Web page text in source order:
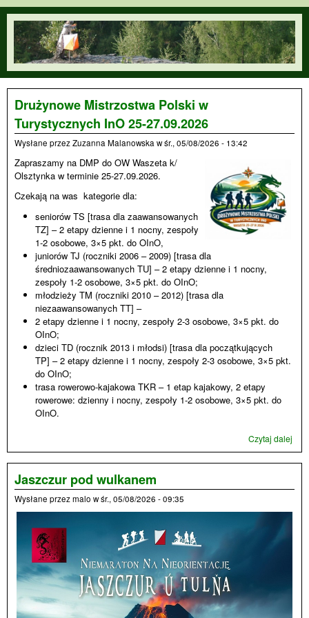
Przejdź do treści
orienteering.waw.pl
Drużynowe Mistrzostwa Polski w
Turystycznych InO 25-27.09.2026
Wysłane przezZuzanna Malanowska wśr., 05/08/2026 - 13:42
Zapraszamy na DMP do OW Waszeta k/
Olsztynka w terminie 25-27.09.2026.
Czekają na was kategorie dla:
seniorów TS [trasa dla zaawansowanych
TZ] – 2 etapy dzienne i 1 nocny, zespoły
1-2 osobowe, 3×5 pkt. do OInO,
juniorów TJ (roczniki 2006 – 2009) [trasa dla
średniozaawansowanych TU] – 2 etapy dzienne i 1 nocny,
zespoły 1-2 osobowe, 3×5 pkt. do OInO;
młodzieży TM (roczniki 2010 – 2012) [trasa dla
niezaawansowanych TT] –
2 etapy dzienne i 1 nocny, zespoły 2-3 osobowe, 3×5 pkt. do
OInO;
dzieci TD (rocznik 2013 i młodsi) [trasa dla początkujących
TP] – 2 etapy dzienne i 1 nocny, zespoły 2-3 osobowe, 3×5 pkt.
do OInO;
trasa rowerowo-kajakowa TKR – 1 etap kajakowy, 2 etapy
rowerowe: dzienny i nocny, zespoły 1-2 osobowe, 3×5 pkt. do
OInO.
Czytaj dalej
Jaszczur pod wulkanem
Wysłane przezmalo wśr., 05/08/2026 - 09:35